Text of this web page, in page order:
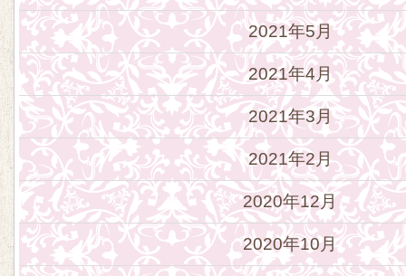
2021年5月
2021年4月
2021年3月
2021年2月
2020年12月
2020年10月